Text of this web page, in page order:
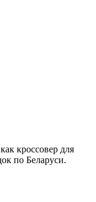
кроссовер для
по Беларуси.